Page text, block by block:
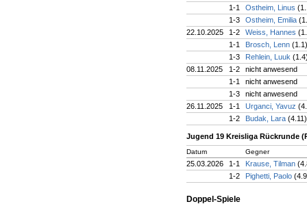
1-1
Ostheim, Linus
1-3
Ostheim, Emilia
22.10.2025
1-2 Weiss, Hannes
1-1
Brosch, Lenn (1.1)
1-3
Rehlein, Luuk
08.11.2025
1-2
nicht anwesend
1-1
nicht anwesend
1-3
nicht anwesend
26.11.2025
1-1 Urganci, Yavuz
1-2
Budak, Lara (4.11)
Jugend 19 Kreisliga Rückrunde
Datum Gegner
25.03.2026 1-1 Krause, Tilman
1-2
Pighetti, Paolo
Doppel-Spiele